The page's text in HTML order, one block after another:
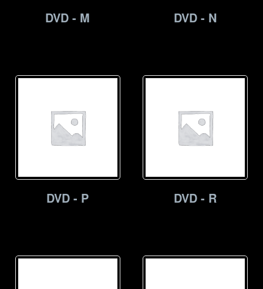
DVD - M DVD - N
DVD - P DVD - R